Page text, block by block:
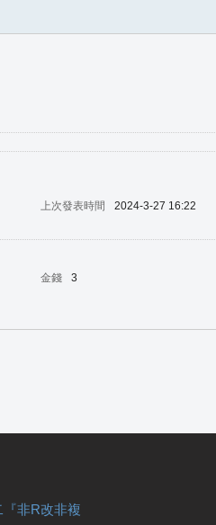
上次發表時間
2024-3-27 16:22
金錢
3
非R改非複